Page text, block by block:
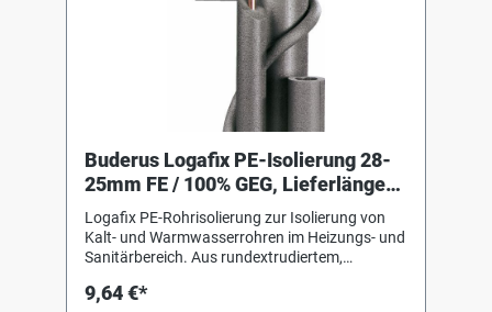
Buderus Logafix PE-Isolierung 28-
25mm FE / 100% GEG, Lieferlänge
2m
Logafix PE-Rohrisolierung zur Isolierung von
Kalt- und Warmwasserrohren im Heizungs- und
Sanitärbereich. Aus rundextrudiertem,
alterungsbeständig und unverrottbar.
9,64 €*